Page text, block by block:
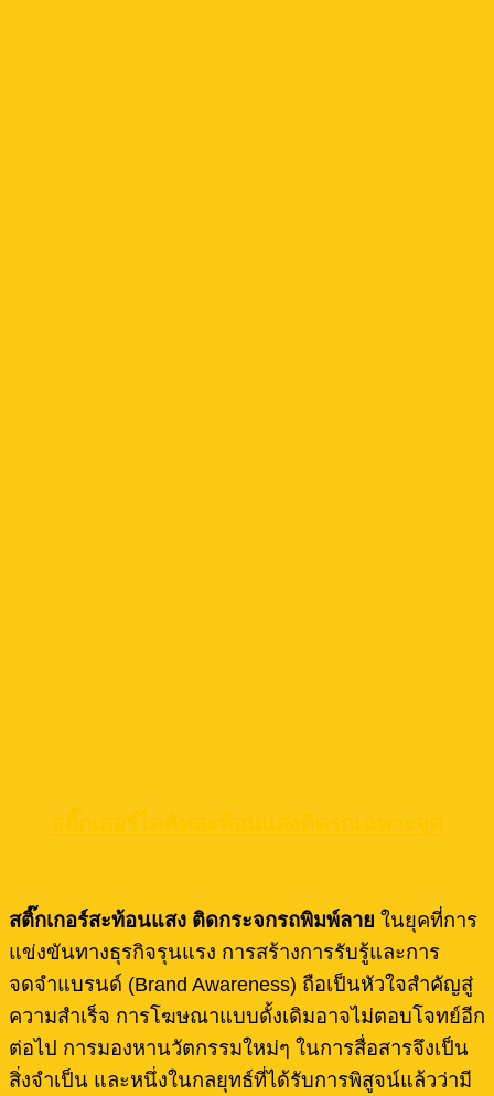
สติ๊กเกอร์สะท้อนแสง ติดกระจกรถพิมพ์ลาย ในยุคที่การ
แข่งขันทางธุรกิจรุนแรง การสร้างการรับรู้และการ
จดจำแบรนด์ (Brand Awareness) ถือเป็นหัวใจสำคัญสู่
ความสำเร็จ การโฆษณาแบบดั้งเดิมอาจไม่ตอบโจทย์อีก
ต่อไป การมองหานวัตกรรมใหม่ๆ ในการสื่อสารจึงเป็น
สิ่งจำเป็น และหนึ่งในกลยุทธ์ที่ได้รับการพิสูจน์แล้วว่ามี